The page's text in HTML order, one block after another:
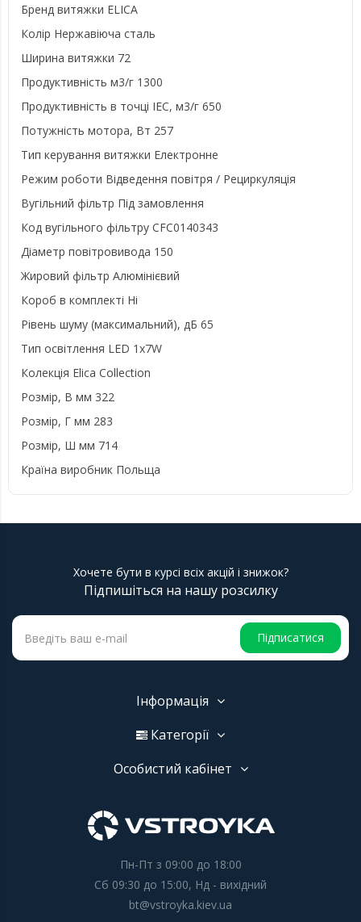
Бренд витяжки ELICA
Колір Нержавіюча сталь
Ширина витяжки 72
Продуктивність м3/г 1300
Продуктивність в точці IEC, м3/г 650
Потужність мотора, Вт 257
Тип керування витяжки Електронне
Режим роботи Відведення повітря / Рециркуляція
Вугільний фільтр Під замовлення
Код вугільного фільтру CFC0140343
Діаметр повітровивода 150
Жировий фільтр Алюмінієвий
Короб в комплекті Ні
Рівень шуму (максимальний), дБ 65
Тип освітлення LED 1x7W
Колекція Elica Collection
Розмір, В мм 322
Розмір, Г мм 283
Розмір, Ш мм 714
Країна виробник Польща
Хочете бути в курсі всіх акцій і знижок?
Підпишіться на нашу розсилку
Підписатися
Інформація
Категорії
Особистий кабінет
Пн-Пт з 09:00 до 18:00
Сб 09:30 до 15:00, Нд - вихідний
bt@vstroyka.kiev.ua